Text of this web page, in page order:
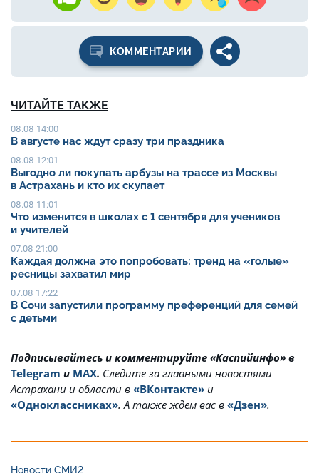
КОММЕНТАРИИ
ЧИТАЙТЕ ТАКЖЕ
08.08 14:00
В августе нас ждут сразу три праздника
08.08 12:01
Выгодно ли покупать арбузы на трассе из Москвы
в Астрахань и кто их скупает
08.08 11:01
Что изменится в школах с 1 сентября для учеников
и учителей
07.08 21:00
Каждая должна это попробовать: тренд на «голые»
ресницы захватил мир
07.08 17:22
В Сочи запустили программу преференций для семей
с детьми
Подписывайтесь и комментируйте «Каспийинфо» в
Telegram и MAX. Cледите за главными новостями
Астрахани и области в «ВКонтакте» и
«Одноклассниках». А также ждём вас в «Дзен».
Новости СМИ2